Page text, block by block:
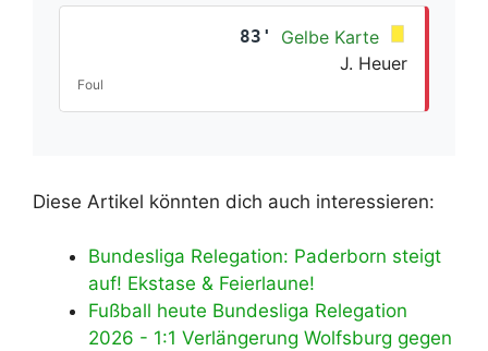
83'
Gelbe Karte
J. Heuer
Foul
Diese Artikel könnten dich auch interessieren:
Bundesliga Relegation: Paderborn steigt
auf! Ekstase & Feierlaune!
Fußball heute Bundesliga Relegation
2026 - 1:1 Verlängerung Wolfsburg gegen